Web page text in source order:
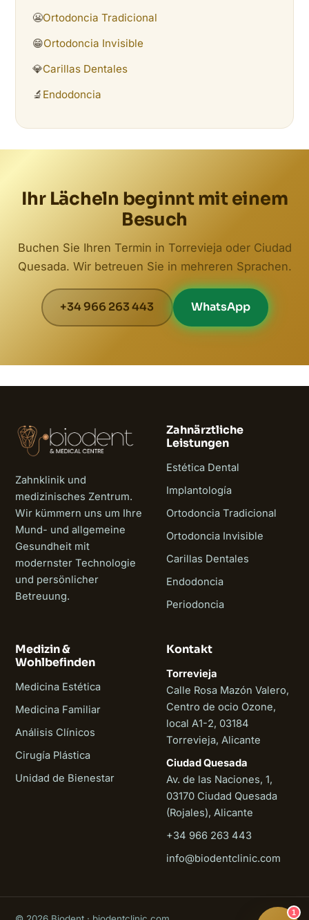
😬Ortodoncia Tradicional
😁Ortodoncia Invisible
💎Carillas Dentales
🔬 Endodoncia
Ihr Lächeln beginnt mit einem
Besuch
Buchen Sie Ihren Termin in Torrevieja oder Ciudad
Quesada. Wir betreuen Sie in mehreren Sprachen.
+34 966 263 443 WhatsApp
Zahnklinik und
medizinisches Zentrum.
Wir kümmern uns um Ihre
Mund- und allgemeine
Gesundheit mit
modernster Technologie
und persönlicher
Betreuung.
Zahnärztliche
Leistungen
Estética Dental
Implantología
Ortodoncia Tradicional
Ortodoncia Invisible
Carillas Dentales
Endodoncia
Periodoncia
Medizin &
Wohlbefinden
Medicina Estética
Medicina Familiar
Análisis Clínicos
Cirugía Plástica
Unidad de Bienestar
Kontakt
Torrevieja
Calle Rosa Mazón Valero,
Centro de ocio Ozone,
local A1-2, 03184
Torrevieja, Alicante
Ciudad Quesada
Av. de las Naciones, 1,
03170 Ciudad Quesada
(Rojales), Alicante
+34 966 263 443
info@biodentclinic.com
1